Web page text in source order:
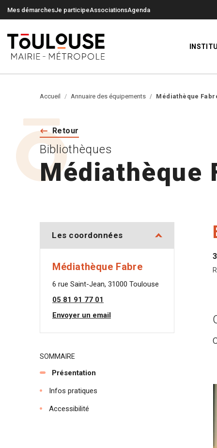
Mes démarchesJe participeAssociationsAgenda
Accueil Annuaire des équipements Médiathèque
Retour
Médiathèque
Bibliothèques
Les coordonnées
Médiathèque Fabre
6 rue Saint-Jean, 31000 Toulouse
05 81 91 77 01
Envoyer un email
SOMMAIRE
Présentation
Infos pratiques
Accessibilité